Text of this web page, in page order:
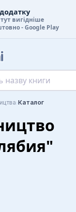
назву книги
›Каталог
вигідніше
- Google Play